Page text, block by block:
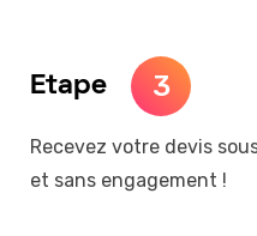
Etape 3
Recevez votre devis
et sans engagement !